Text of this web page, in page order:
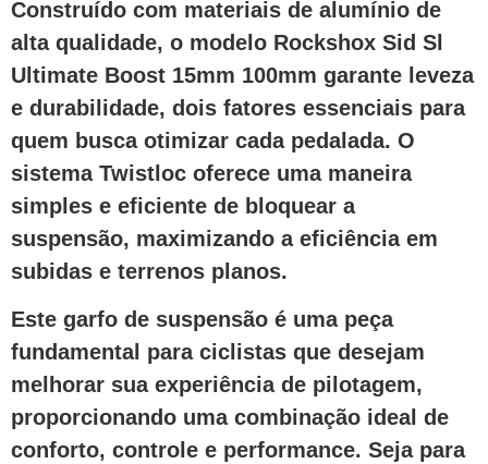
Construído com materiais de alumínio de
alta qualidade, o modelo Rockshox Sid Sl
Ultimate Boost 15mm 100mm garante leveza
e durabilidade, dois fatores essenciais para
quem busca otimizar cada pedalada. O
sistema Twistloc oferece uma maneira
simples e eficiente de bloquear a
suspensão, maximizando a eficiência em
subidas e terrenos planos.
Este garfo de suspensão é uma peça
fundamental para ciclistas que desejam
melhorar sua experiência de pilotagem,
proporcionando uma combinação ideal de
conforto, controle e performance. Seja para